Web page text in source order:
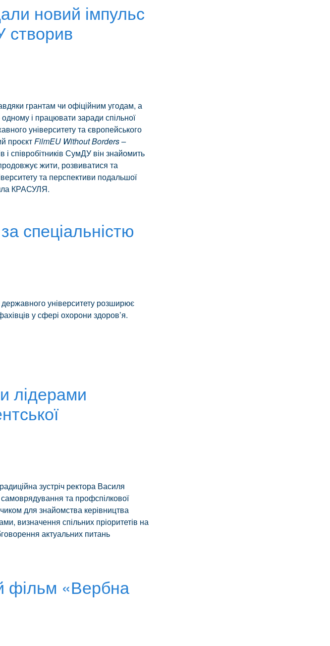
новий імпульс
створив
грантам чи офіційним угодам, а
і працювати заради спільної
університету та європейського
проєктFilmEU Without Borders –
і співробітників СумДУ він знайомить
жити, розвиватися та
та перспективи подальшої
КРАСУЛЯ.
спеціальністю
університету розширює
у сфері охорони здоров’я.
лідерами
зустріч ректора Василя
та профспілкової
для знайомства керівництва
визначення спільних пріоритетів на
актуальних питань
фільм «Вербна